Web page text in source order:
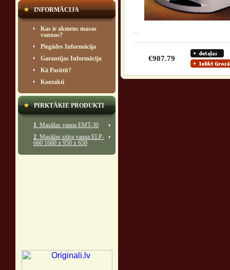
INFORMĀCIJA
Kas ir akmens masas
vannas?
Piegādes Informācija
Garantijas Informācija
Kā Pasūtīt?
Kontakti
PIRKTĀKIE PRODUKTI
1. Masāžas vanna EMT-30
2. Masāžas stūra vanna ELP-
660 1600 x 950 x 650
€907.79